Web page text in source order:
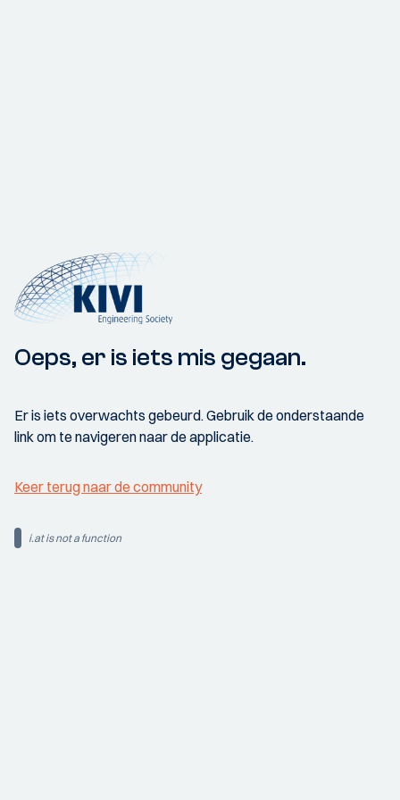
Oeps, er is iets mis gegaan.
Er is iets overwachts gebeurd. Gebruik de onderstaande
link om te navigeren naar de applicatie.
Keer terug naar de community
i.at is not a function